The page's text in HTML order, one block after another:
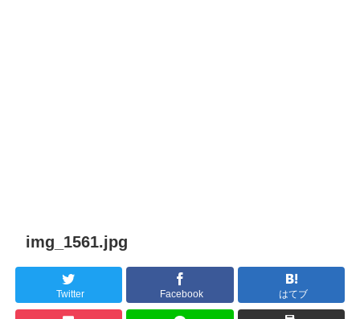
img_1561.jpg
Twitter Facebook はてブ